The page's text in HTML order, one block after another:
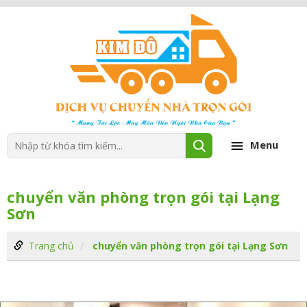
Menu
chuyển văn phòng trọn gói tại Lạng
Sơn
Trang chủ chuyển văn phòng trọn gói tại Lạng Sơn